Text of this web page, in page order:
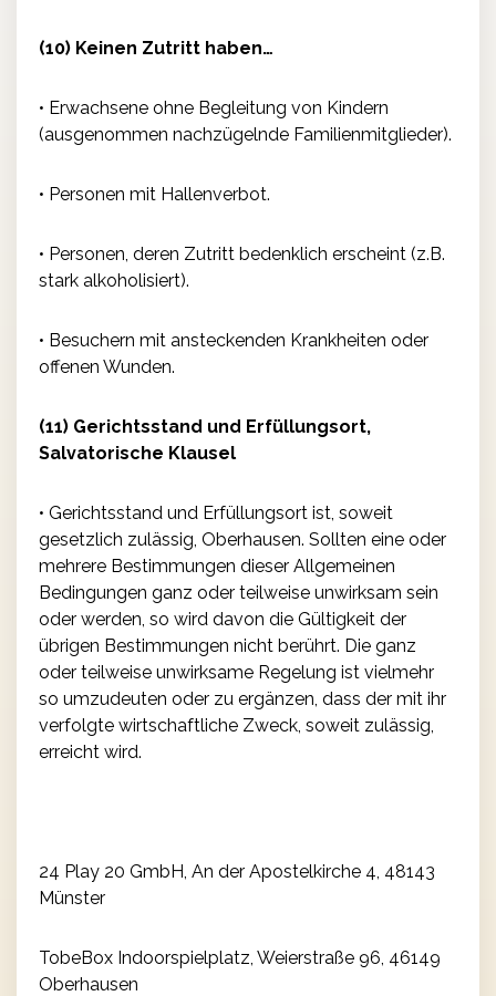
(10) Keinen Zutritt haben…
• Erwachsene ohne Begleitung von Kindern
(ausgenommen nachzügelnde Familienmitglieder).
• Personen mit Hallenverbot.
• Personen, deren Zutritt bedenklich erscheint (z.B.
stark alkoholisiert).
• Besuchern mit ansteckenden Krankheiten oder
offenen Wunden.
(11) Gerichtsstand und Erfüllungsort,
Salvatorische Klausel
• Gerichtsstand und Erfüllungsort ist, soweit
gesetzlich zulässig, Oberhausen. Sollten eine oder
mehrere Bestimmungen dieser Allgemeinen
Bedingungen ganz oder teilweise unwirksam sein
oder werden, so wird davon die Gültigkeit der
übrigen Bestimmungen nicht berührt. Die ganz
oder teilweise unwirksame Regelung ist vielmehr
so umzudeuten oder zu ergänzen, dass der mit ihr
verfolgte wirtschaftliche Zweck, soweit zulässig,
erreicht wird.
24 Play 20 GmbH, An der Apostelkirche 4, 48143
Münster
TobeBox Indoorspielplatz, Weierstraße 96, 46149
Oberhausen